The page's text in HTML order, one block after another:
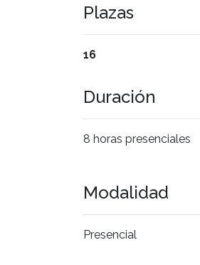
Plazas
16
Duración
8 horas presenciales
Modalidad
Presencial